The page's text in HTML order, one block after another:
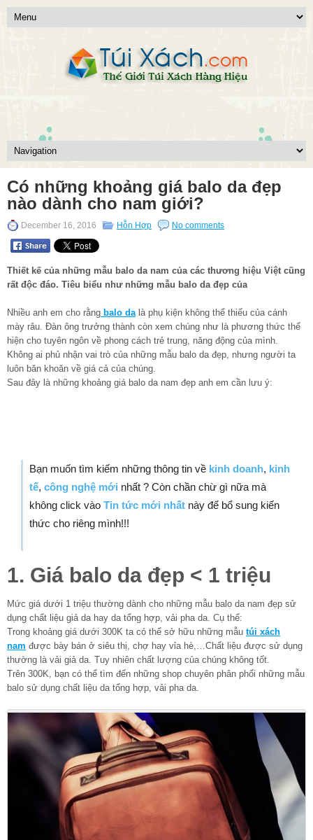
Có những khoảng giá balo da đẹp
nào dành cho nam giới?
December 16, 2016 Hỗn Hợp No comments
Thiết kế của những mẫu balo da nam của các thương hiệu Việt cũng
rất độc đáo. Tiêu biểu như những mẫu balo da đẹp của
Nhiều anh em cho rằng balo da là phụ kiện không thể thiếu của cánh
mày râu. Đàn ông trưởng thành còn xem chúng như là phương thức thể
hiện cho tuyên ngôn về phong cách trẻ trung, năng động của mình.
Không ai phủ nhận vai trò của những mẫu balo da đẹp, nhưng người ta
luôn băn khoăn về giá cả của chúng.
Sau đây là những khoảng giá balo da nam đẹp anh em cần lưu ý:
Bạn muốn tìm kiếm những thông tin về kinh doanh, kinh
tế, công nghệ mới nhất ? Còn chần chừ gì nữa mà
không click vào Tin tức mới nhất này để bổ sung kiến
thức cho riêng mình!!!
1. Giá balo da đẹp < 1 triệu
Mức giá dưới 1 triệu thường dành cho những mẫu balo da nam đẹp sử
dụng chất liệu giả da hay da tổng hợp, vải pha da. Cụ thể:
Trong khoảng giá dưới 300K ta có thể sở hữu những mẫu túi xách
nam được bày bán ở siêu thị, chợ hay vỉa hè,…Chất liệu được sử dụng
thường là vải giả da. Tuy nhiên chất lượng của chúng không tốt.
Trên 300K, bạn có thể tìm đến những shop chuyên phân phối những mẫu
balo sử dụng chất liệu da tổng hợp, vải pha da.